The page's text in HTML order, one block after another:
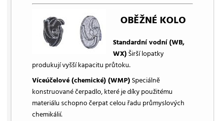
OBĚŽNÉ KOLO
Standardní vodní (WB,
WX)Širší lopatky
produkují vyšší kapacitu průtoku.
Víceúčelové (chemické) (WMP)Speciálně
konstruované čerpadlo, které je díky použitému
materiálu schopno čerpat celou řadu průmyslových
chemikálií.